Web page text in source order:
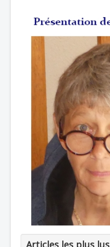
Articles les plus lus